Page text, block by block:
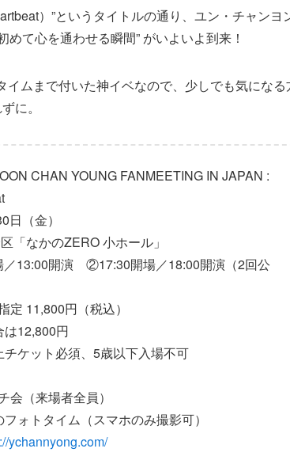
）”というタイトルの通り、ユン・チャンヨ
めて心を通わせる瞬間” がいよいよ到来！
イムまで付いた神イベなので、少しでも気になる
に。
CHAN YOUNG FANMEETING IN JAPAN :
日（金）
「なかのZERO 小ホール」
13:00開演 ②17:30開場／18:00開演（2回公
定 11,800円（税込）
12,800円
ケット必須、5歳以下入場不可
会（来場者全員）
フォトタイム（スマホのみ撮影可）
ychannyong.com/